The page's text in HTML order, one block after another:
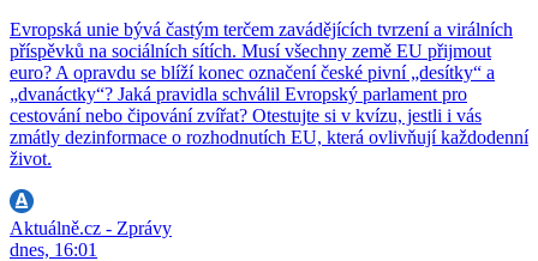
Evropská unie bývá častým terčem zavádějících tvrzení a virálních
příspěvků na sociálních sítích. Musí všechny země EU přijmout
euro? A opravdu se blíží konec označení české pivní „desítky“ a
„dvanáctky“? Jaká pravidla schválil Evropský parlament pro
cestování nebo čipování zvířat? Otestujte si v kvízu, jestli i vás
zmátly dezinformace o rozhodnutích EU, která ovlivňují každodenní
život.
Aktuálně.cz - Zprávy
dnes, 16:01